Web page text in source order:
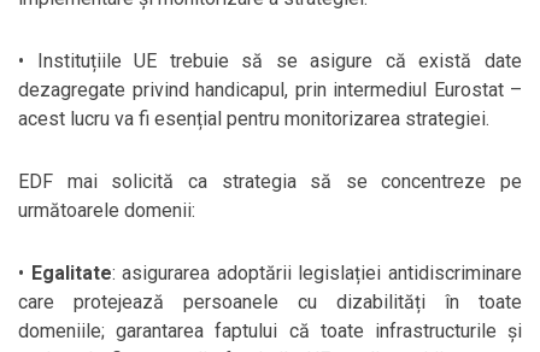
• Instituțiile UE trebuie să se asigure că există date
dezagregate privind handicapul, prin intermediul Eurostat –
acest lucru va fi esențial pentru monitorizarea strategiei.
EDF mai solicită ca strategia să se concentreze pe
următoarele domenii:
• Egalitate: asigurarea adoptării legislației antidiscriminare
care protejează persoanele cu dizabilități în toate
domeniile; garantarea faptului că toate infrastructurile și